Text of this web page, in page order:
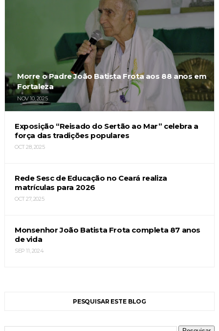
Morre o Padre João Batista Frota aos 88 anos em
Fortaleza
NOV 10, 2025
Exposição “Reisado do Sertão ao Mar” celebra a
força das tradições populares
OCT 28, 2025
Rede Sesc de Educação no Ceará realiza
matrículas para 2026
OCT 27, 2025
Monsenhor João Batista Frota completa 87 anos
de vida
SEP 11, 2024
PESQUISAR ESTE BLOG